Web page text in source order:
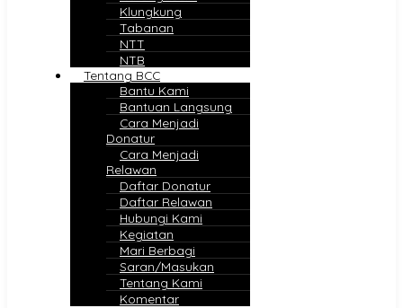
Klungkung
Tabanan
NTT
NTB
Tentang BCC
Bantu Kami
Bantuan Langsung
Cara Menjadi
Donatur
Cara Menjadi
Relawan
Daftar Donatur
Daftar Relawan
Hubungi Kami
Kegiatan
Mari Berbagi
Saran/Masukan
Tentang Kami
Komentar